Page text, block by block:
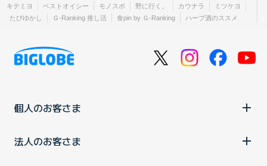
キテミヨ
ベストオイシー モノスポ 野に行く。 カウナラ
ミツケヨ
たびゆかし
Ｇ-Ranking 推し活 食pin by Ｇ-Ranking ハーブ酒のススメ
個人のお客さま
法人のお客さま